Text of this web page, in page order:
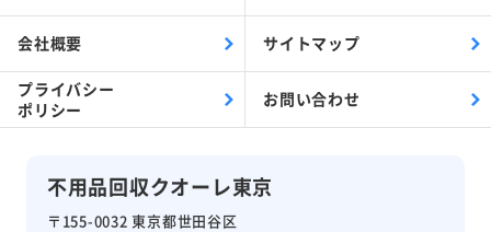
不用品回収クオーレ東京
〒155-0032 東京都世田谷区
会社概要 サイトマップ
プライバシー
ポリシー
お問い合わせ